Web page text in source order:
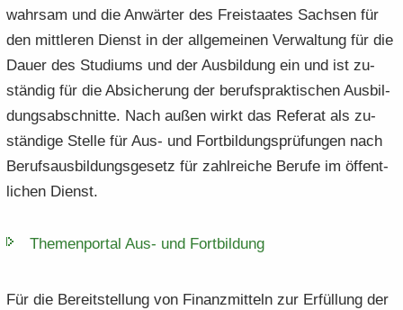
wahr­sam und die An­wär­ter des Frei­staa­tes Sach­sen für
den mitt­le­ren Dienst in der all­ge­mei­nen Ver­wal­tung für die
Dauer des Stu­di­ums und der Aus­bil­dung ein und ist zu­
stän­dig für die Ab­si­che­rung der be­rufs­prak­ti­schen Aus­bil­
dungs­ab­schnit­te. Nach außen wirkt das Re­fe­rat als zu­
stän­di­ge Stel­le für Aus- und Fort­bil­dungs­prü­fun­gen nach
Be­rufs­aus­bil­dungs­ge­setz für zahl­rei­che Be­ru­fe im öf­fent­
li­chen Dienst.
The­men­por­tal Aus-​ und Fort­bil­dung
Für die Be­reit­stel­lung von Fi­nanz­mit­teln zur Er­fül­lung der